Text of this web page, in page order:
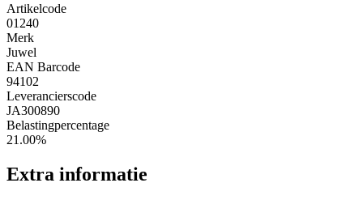
Artikelcode
01240
Merk
Juwel
EAN Barcode
94102
Leverancierscode
JA300890
Belastingpercentage
21.00%
Extra informatie